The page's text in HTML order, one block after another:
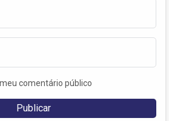
comentário público